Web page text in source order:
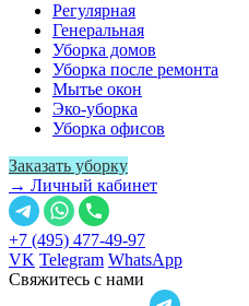
Регулярная
Генеральная
Уборка домов
Уборка после ремонта
Мытье окон
Эко-уборка
Уборка офисов
Заказать уборку
→ Личный кабинет
+7 (495) 477-49-97
VK Telegram WhatsApp
Свяжитесь с нами